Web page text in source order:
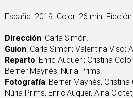
España. 2019. Color. 26 min.
Dirección: Carla Simón.
Guion: Carla Simón; Valentina Viso;
Reparto: Enric Auquer ; Cristina
Berner Maynés; Núria Prims.
Fotografía: Berner Maynés,
Núria Prims, Enric Auquer, Aina